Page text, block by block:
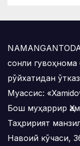
сонли
рўйхатидан
Муассис:
Бош муҳаррир
Таҳририят
Навоий кўчаси,